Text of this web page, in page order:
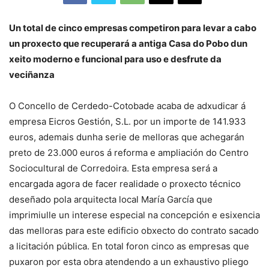
Un total de cinco empresas competiron para levar a cabo
un proxecto que recuperará a antiga Casa do Pobo dun
xeito moderno e funcional para uso e desfrute da
veciñanza
O Concello de Cerdedo-Cotobade acaba de adxudicar á
empresa Eicros Gestión, S.L. por un importe de 141.933
euros, ademais dunha serie de melloras que achegarán
preto de 23.000 euros á reforma e ampliación do Centro
Sociocultural de Corredoira. Esta empresa será a
encargada agora de facer realidade o proxecto técnico
deseñado pola arquitecta local María García que
imprimiulle un interese especial na concepción e esixencia
das melloras para este edificio obxecto do contrato sacado
a licitación pública. En total foron cinco as empresas que
puxaron por esta obra atendendo a un exhaustivo pliego